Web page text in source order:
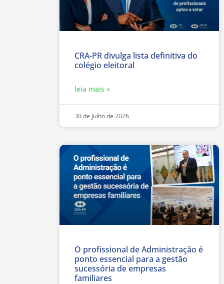
CRA-PR divulga lista definitiva do
colégio eleitoral
leia mais »
30 de julho de 2026
O profissional de Administração é
ponto essencial para a gestão
sucessória de empresas
familiares